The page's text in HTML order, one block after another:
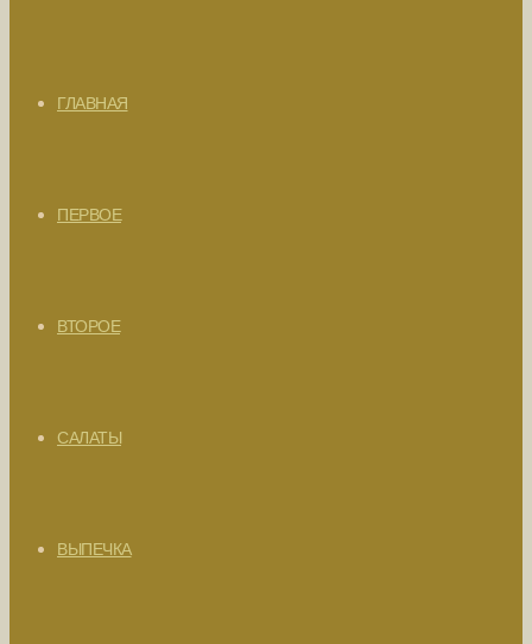
ГЛАВНАЯ
ПЕРВОЕ
ВТОРОЕ
САЛАТЫ
ВЫПЕЧКА